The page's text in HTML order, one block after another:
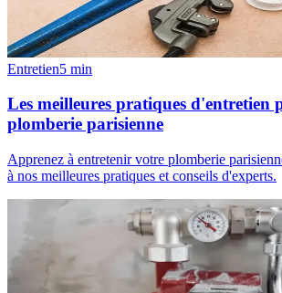
Entretien5 min
Les meilleures pratiques d'entretien
plomberie parisienne
Apprenez à entretenir votre plomberie
à nos meilleures pratiques et conseils d'experts.